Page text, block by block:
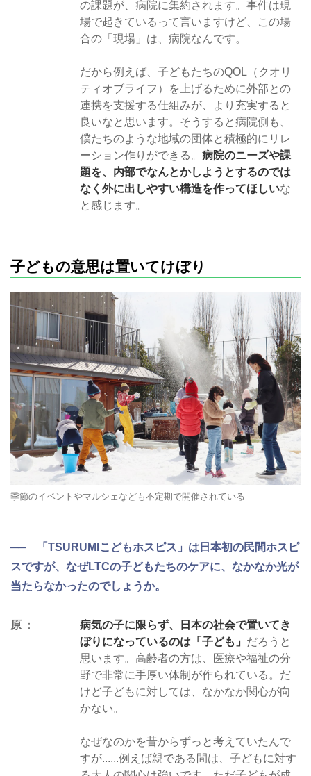
の課題が、病院に集約されます。事件は現
場で起きているって言いますけど、この場
合の「現場」は、病院なんです。
だから例えば、子どもたちのQOL（クオリ
ティオブライフ）を上げるために外部との
連携を支援する仕組みが、より充実すると
良いなと思います。そうすると病院側も、
僕たちのような地域の団体と積極的にリレ
ーション作りができる。病院のニーズや課
題を、内部でなんとかしようとするのでは
なく外に出しやすい構造を作ってほしいな
と感じます。
子どもの意思は置いてけぼり
季節のイベントやマルシェなども不定期で開催されている
── 「TSURUMIこどもホスピス」は日本初の民間ホスピ
スですが、なぜLTCの子どもたちのケアに、なかなか光が
当たらなかったのでしょうか。
原
病気の子に限らず、日本の社会で置いてき
ぼりになっているのは「子ども」 だろうと
思います。高齢者の方は、医療や福祉の分
野で非常に手厚い体制が作られている。だ
けど子どもに対しては、なかなか関心が向
かない。
なぜなのかを昔からずっと考えていたんで
すが......例えば親である間は、子どもに対す